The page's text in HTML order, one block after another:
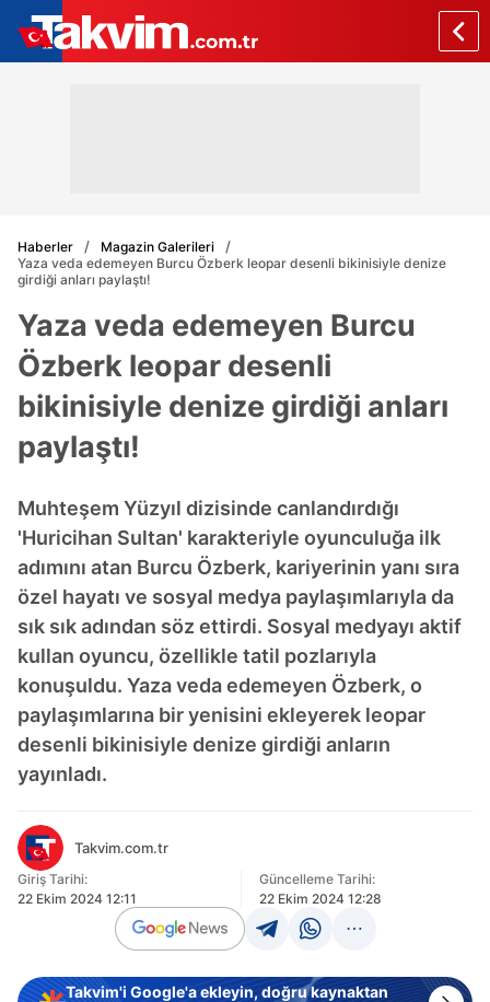
Haberler
Magazin Galerileri
Yaza veda edemeyen Burcu Özberk leopar desenli bikinisiyle denize
girdiği anları paylaştı!
Yaza veda edemeyen Burcu
Özberk leopar desenli
bikinisiyle denize girdiği anları
paylaştı!
Muhteşem Yüzyıl dizisinde canlandırdığı
'Huricihan Sultan' karakteriyle oyunculuğa ilk
adımını atan Burcu Özberk, kariyerinin yanı sıra
özel hayatı ve sosyal medya paylaşımlarıyla da
sık sık adından söz ettirdi. Sosyal medyayı aktif
kullan oyuncu, özellikle tatil pozlarıyla
konuşuldu. Yaza veda edemeyen Özberk, o
paylaşımlarına bir yenisini ekleyerek leopar
desenli bikinisiyle denize girdiği anların
yayınladı.
Takvim.com.tr
Giriş Tarihi:
22 Ekim 2024 12:11
Güncelleme Tarihi:
22 Ekim 2024 12:28
Takvim'i Google'a ekleyin, doğru kaynaktan